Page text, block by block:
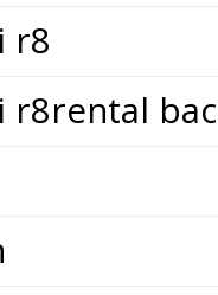
r8
r8rental